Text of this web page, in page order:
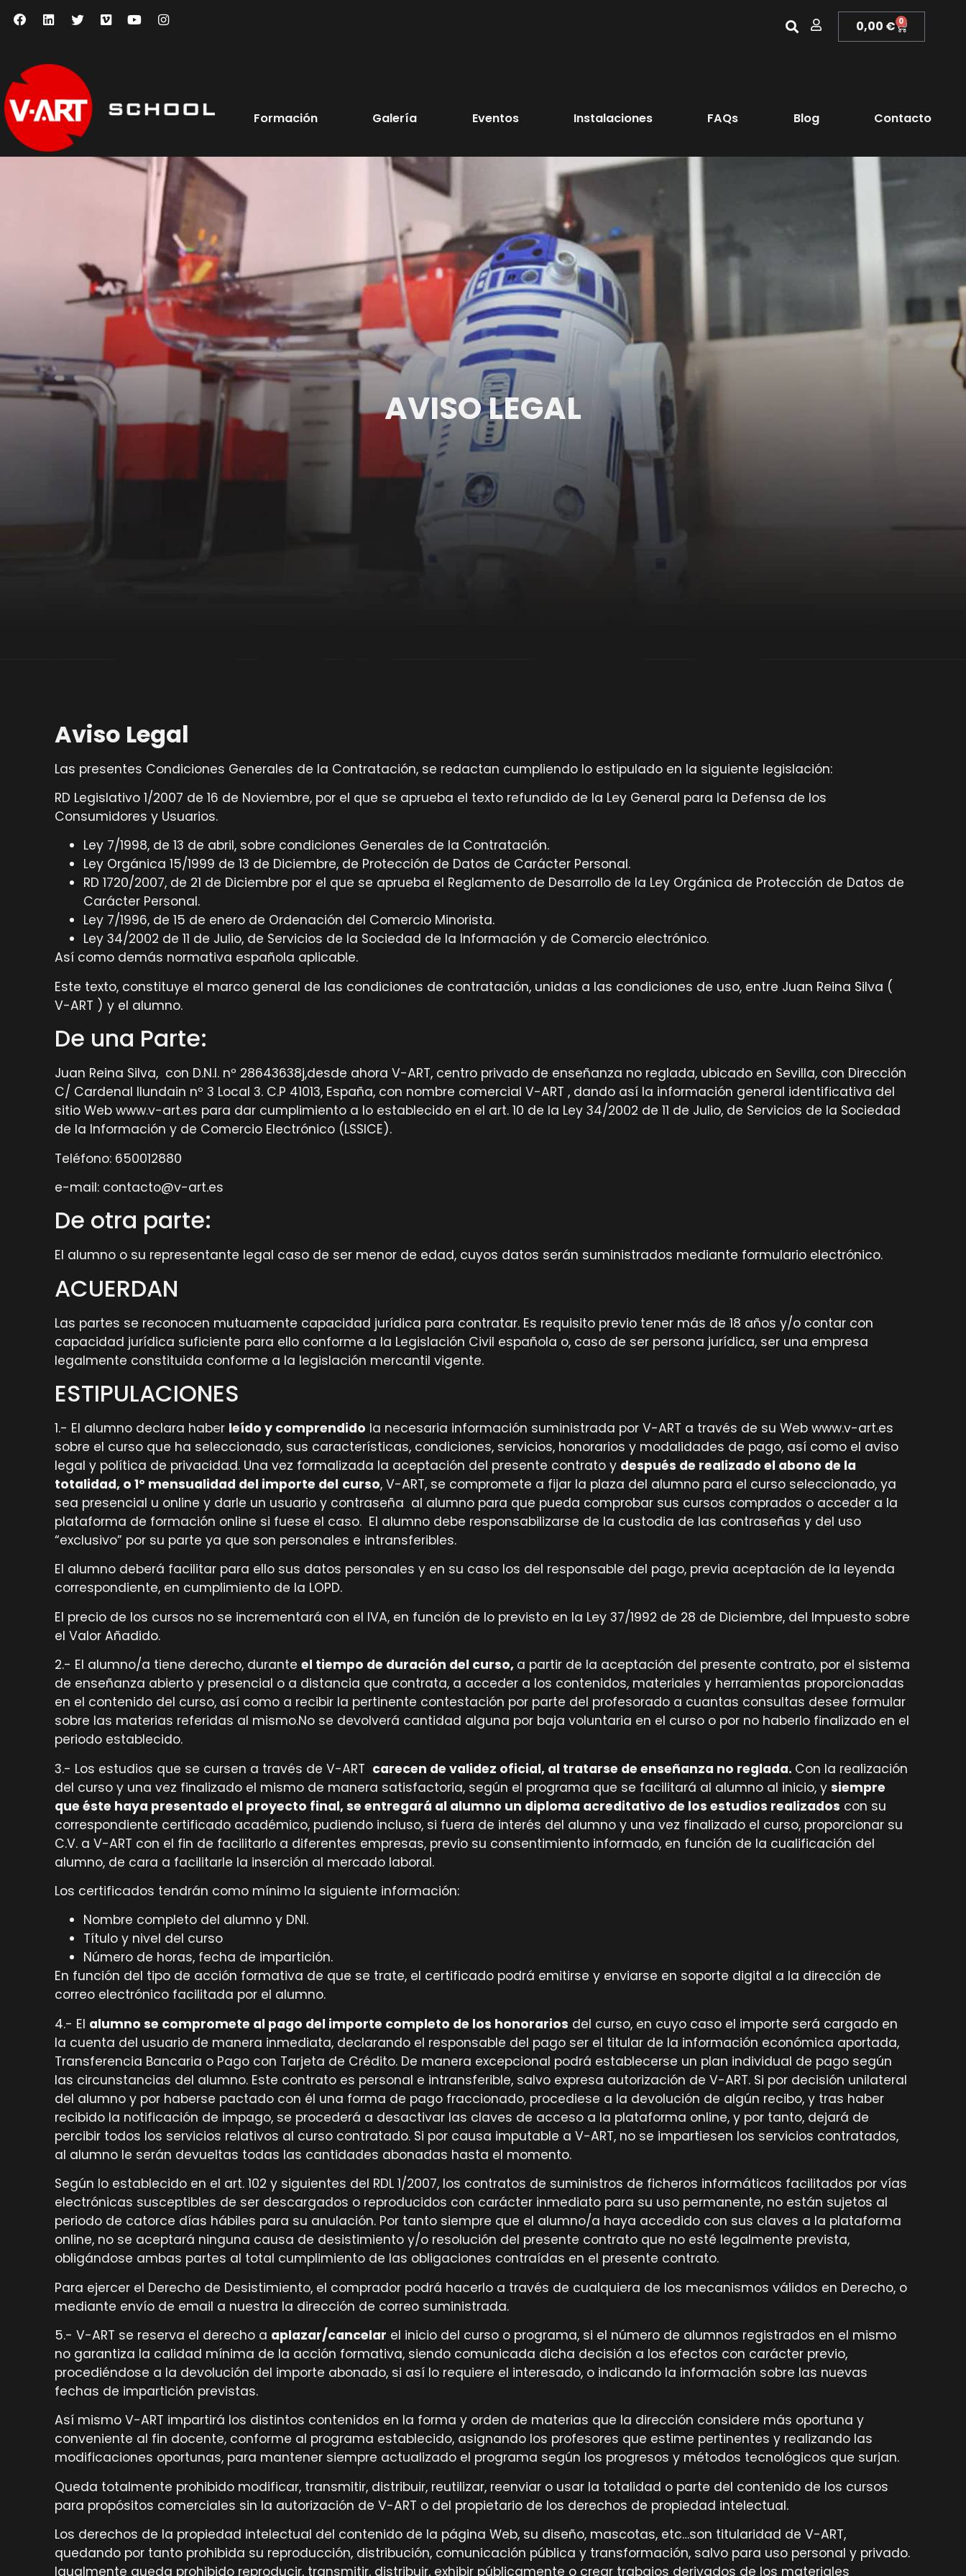
0,00 € 0
Formación Galería Eventos Instalaciones FAQs Blog Contacto
AVISO LEGAL
Aviso Legal
Las presentes Condiciones Generales de la Contratación, se redactan cumpliendo lo estipulado en la siguiente legislación:
RD Legislativo 1/2007 de 16 de Noviembre, por el que se aprueba el texto refundido de la Ley General para la Defensa de los
Consumidores y Usuarios.
Ley 7/1998, de 13 de abril, sobre condiciones Generales de la Contratación.
Ley Orgánica 15/1999 de 13 de Diciembre, de Protección de Datos de Carácter Personal.
RD 1720/2007, de 21 de Diciembre por el que se aprueba el Reglamento de Desarrollo de la Ley Orgánica de Protección de Datos de
Carácter Personal.
Ley 7/1996, de 15 de enero de Ordenación del Comercio Minorista.
Ley 34/2002 de 11 de Julio, de Servicios de la Sociedad de la Información y de Comercio electrónico.
Así como demás normativa española aplicable.
Este texto, constituye el marco general de las condiciones de contratación, unidas a las condiciones de uso, entre Juan Reina Silva (
V-ART ) y el alumno.
De una Parte:
Juan Reina Silva, con D.N.I. nº 28643638j,desde ahora V-ART, centro privado de enseñanza no reglada, ubicado en Sevilla, con Dirección
C/ Cardenal Ilundain nº 3 Local 3. C.P 41013, España, con nombre comercial V-ART , dando así la información general identificativa del
sitio Web www.v-art.es para dar cumplimiento a lo establecido en el art. 10 de la Ley 34/2002 de 11 de Julio, de Servicios de la Sociedad
de la Información y de Comercio Electrónico (LSSICE).
Teléfono: 650012880
e-mail: contacto@v-art.es
De otra parte:
El alumno o su representante legal caso de ser menor de edad, cuyos datos serán suministrados mediante formulario electrónico.
ACUERDAN
Las partes se reconocen mutuamente capacidad jurídica para contratar. Es requisito previo tener más de 18 años y/o contar con
capacidad jurídica suficiente para ello conforme a la Legislación Civil española o, caso de ser persona jurídica, ser una empresa
legalmente constituida conforme a la legislación mercantil vigente.
ESTIPULACIONES
1.- El alumno declara haber leído y comprendido la necesaria información suministrada por V-ART a través de su Web www.v-art.es
sobre el curso que ha seleccionado, sus características, condiciones, servicios, honorarios y modalidades de pago, así como el aviso
legal y política de privacidad. Una vez formalizada la aceptación del presente contrato y después de realizado el abono de la
totalidad, o 1º mensualidad del importe del curso, V-ART, se compromete a fijar la plaza del alumno para el curso seleccionado, ya
sea presencial u online y darle un usuario y contraseña al alumno para que pueda comprobar sus cursos comprados o acceder a la
plataforma de formación online si fuese el caso. El alumno debe responsabilizarse de la custodia de las contraseñas y del uso
“exclusivo” por su parte ya que son personales e intransferibles.
El alumno deberá facilitar para ello sus datos personales y en su caso los del responsable del pago, previa aceptación de la leyenda
correspondiente, en cumplimiento de la LOPD.
El precio de los cursos no se incrementará con el IVA, en función de lo previsto en la Ley 37/1992 de 28 de Diciembre, del Impuesto sobre
el Valor Añadido.
2.- El alumno/a tiene derecho, duranteel tiempo de duración del curso, a partir de la aceptación del presente contrato, por el sistema
de enseñanza abierto y presencial o a distancia que contrata, a acceder a los contenidos, materiales y herramientas proporcionadas
en el contenido del curso, así como a recibir la pertinente contestación por parte del profesorado a cuantas consultas desee formular
sobre las materias referidas al mismo.No se devolverá cantidad alguna por baja voluntaria en el curso o por no haberlo finalizado en el
periodo establecido.
3.- Los estudios que se cursen a través de V-ART carecen de validez oficial, al tratarse de enseñanza no reglada. Con la realización
del curso y una vez finalizado el mismo de manera satisfactoria, según el programa que se facilitará al alumno al inicio, ysiempre
que éste haya presentado el proyecto final, se entregará al alumno un diploma acreditativo de los estudios realizados con su
correspondiente certificado académico, pudiendo incluso, si fuera de interés del alumno y una vez finalizado el curso, proporcionar su
C.V. a V-ART con el fin de facilitarlo a diferentes empresas, previo su consentimiento informado, en función de la cualificación del
alumno, de cara a facilitarle la inserción al mercado laboral.
Los certificados tendrán como mínimo la siguiente información:
Nombre completo del alumno y DNI.
Título y nivel del curso
Número de horas, fecha de impartición.
En función del tipo de acción formativa de que se trate, el certificado podrá emitirse y enviarse en soporte digital a la dirección de
correo electrónico facilitada por el alumno.
4.- El alumno se compromete al pago del importe completo de los honorarios del curso, en cuyo caso el importe será cargado en
la cuenta del usuario de manera inmediata, declarando el responsable del pago ser el titular de la información económica aportada,
Transferencia Bancaria o Pago con Tarjeta de Crédito. De manera excepcional podrá establecerse un plan individual de pago según
las circunstancias del alumno. Este contrato es personal e intransferible, salvo expresa autorización de V-ART. Si por decisión unilateral
del alumno y por haberse pactado con él una forma de pago fraccionado, procediese a la devolución de algún recibo, y tras haber
recibido la notificación de impago, se procederá a desactivar las claves de acceso a la plataforma online, y por tanto, dejará de
percibir todos los servicios relativos al curso contratado. Si por causa imputable a V-ART, no se impartiesen los servicios contratados,
al alumno le serán devueltas todas las cantidades abonadas hasta el momento.
Según lo establecido en el art. 102 y siguientes del RDL 1/2007, los contratos de suministros de ficheros informáticos facilitados por vías
electrónicas susceptibles de ser descargados o reproducidos con carácter inmediato para su uso permanente, no están sujetos al
periodo de catorce días hábiles para su anulación. Por tanto siempre que el alumno/a haya accedido con sus claves a la plataforma
online, no se aceptará ninguna causa de desistimiento y/o resolución del presente contrato que no esté legalmente prevista,
obligándose ambas partes al total cumplimiento de las obligaciones contraídas en el presente contrato.
Para ejercer el Derecho de Desistimiento, el comprador podrá hacerlo a través de cualquiera de los mecanismos válidos en Derecho, o
mediante envío de email a nuestra la dirección de correo suministrada.
5.- V-ART se reserva el derecho a aplazar/cancelar el inicio del curso o programa, si el número de alumnos registrados en el mismo
no garantiza la calidad mínima de la acción formativa, siendo comunicada dicha decisión a los efectos con carácter previo,
procediéndose a la devolución del importe abonado, si así lo requiere el interesado, o indicando la información sobre las nuevas
fechas de impartición previstas.
Así mismo V-ART impartirá los distintos contenidos en la forma y orden de materias que la dirección considere más oportuna y
conveniente al fin docente, conforme al programa establecido, asignando los profesores que estime pertinentes y realizando las
modificaciones oportunas, para mantener siempre actualizado el programa según los progresos y métodos tecnológicos que surjan.
Queda totalmente prohibido modificar, transmitir, distribuir, reutilizar, reenviar o usar la totalidad o parte del contenido de los cursos
para propósitos comerciales sin la autorización de V-ART o del propietario de los derechos de propiedad intelectual.
Los derechos de la propiedad intelectual del contenido de la página Web, su diseño, mascotas, etc…son titularidad de V-ART,
quedando por tanto prohibida su reproducción, distribución, comunicación pública y transformación, salvo para uso personal y privado.
Igualmente queda prohibido reproducir, transmitir, distribuir, exhibir públicamente o crear trabajos derivados de los materiales